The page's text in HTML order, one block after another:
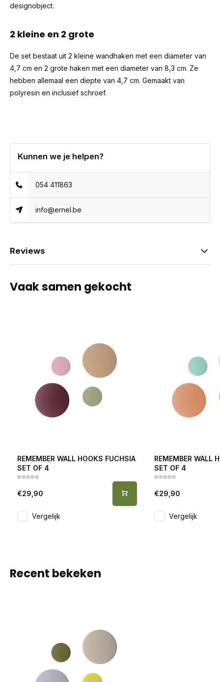
designobject.
2 kleine en 2 grote
De set bestaat uit 2 kleine wandhaken met een diameter van
4,7 cm en 2 grote haken met een diameter van 8,3 cm. Ze
hebben allemaal een diepte van 4,7 cm. Gemaakt van
polyresin en inclusief schroef.
Kunnen we je helpen?
054 411863
info@ernel.be
Reviews
Vaak samen gekocht
REMEMBER WALL HOOKS FUCHSIA
SET OF 4
€29,90
Vergelijk
REMEMBER WALL
SET OF 4
€29,90
Vergelijk
Recent bekeken